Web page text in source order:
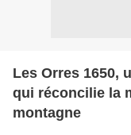
Les Orres 1650,
qui réconcilie la
montagne